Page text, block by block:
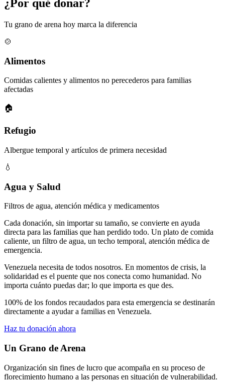
¿Por qué donar?
Tu grano de arena hoy marca la diferencia
🍲
Alimentos
Comidas calientes y alimentos no perecederos para familias
afectadas
🏠
Refugio
Albergue temporal y artículos de primera necesidad
💧
Agua y Salud
Filtros de agua, atención médica y medicamentos
Cada donación, sin importar su tamaño, se convierte en ayuda
directa para las familias que han perdido todo. Un plato de comida
caliente, un filtro de agua, un techo temporal, atención médica de
emergencia.
Venezuela necesita de todos nosotros. En momentos de crisis, la
solidaridad es el puente que nos conecta como humanidad. No
importa cuánto puedas dar; lo que importa es que des.
100% de los fondos recaudados para esta emergencia se destinarán
directamente a ayudar a familias en Venezuela.
Haz tu donación ahora
Un Grano de Arena
Organización sin fines de lucro que acompaña en su proceso de
florecimiento humano a las personas en situación de vulnerabilidad.